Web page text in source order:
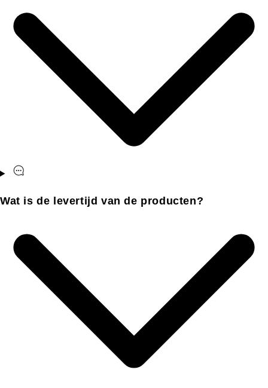
Wat is de levertijd van de producten?